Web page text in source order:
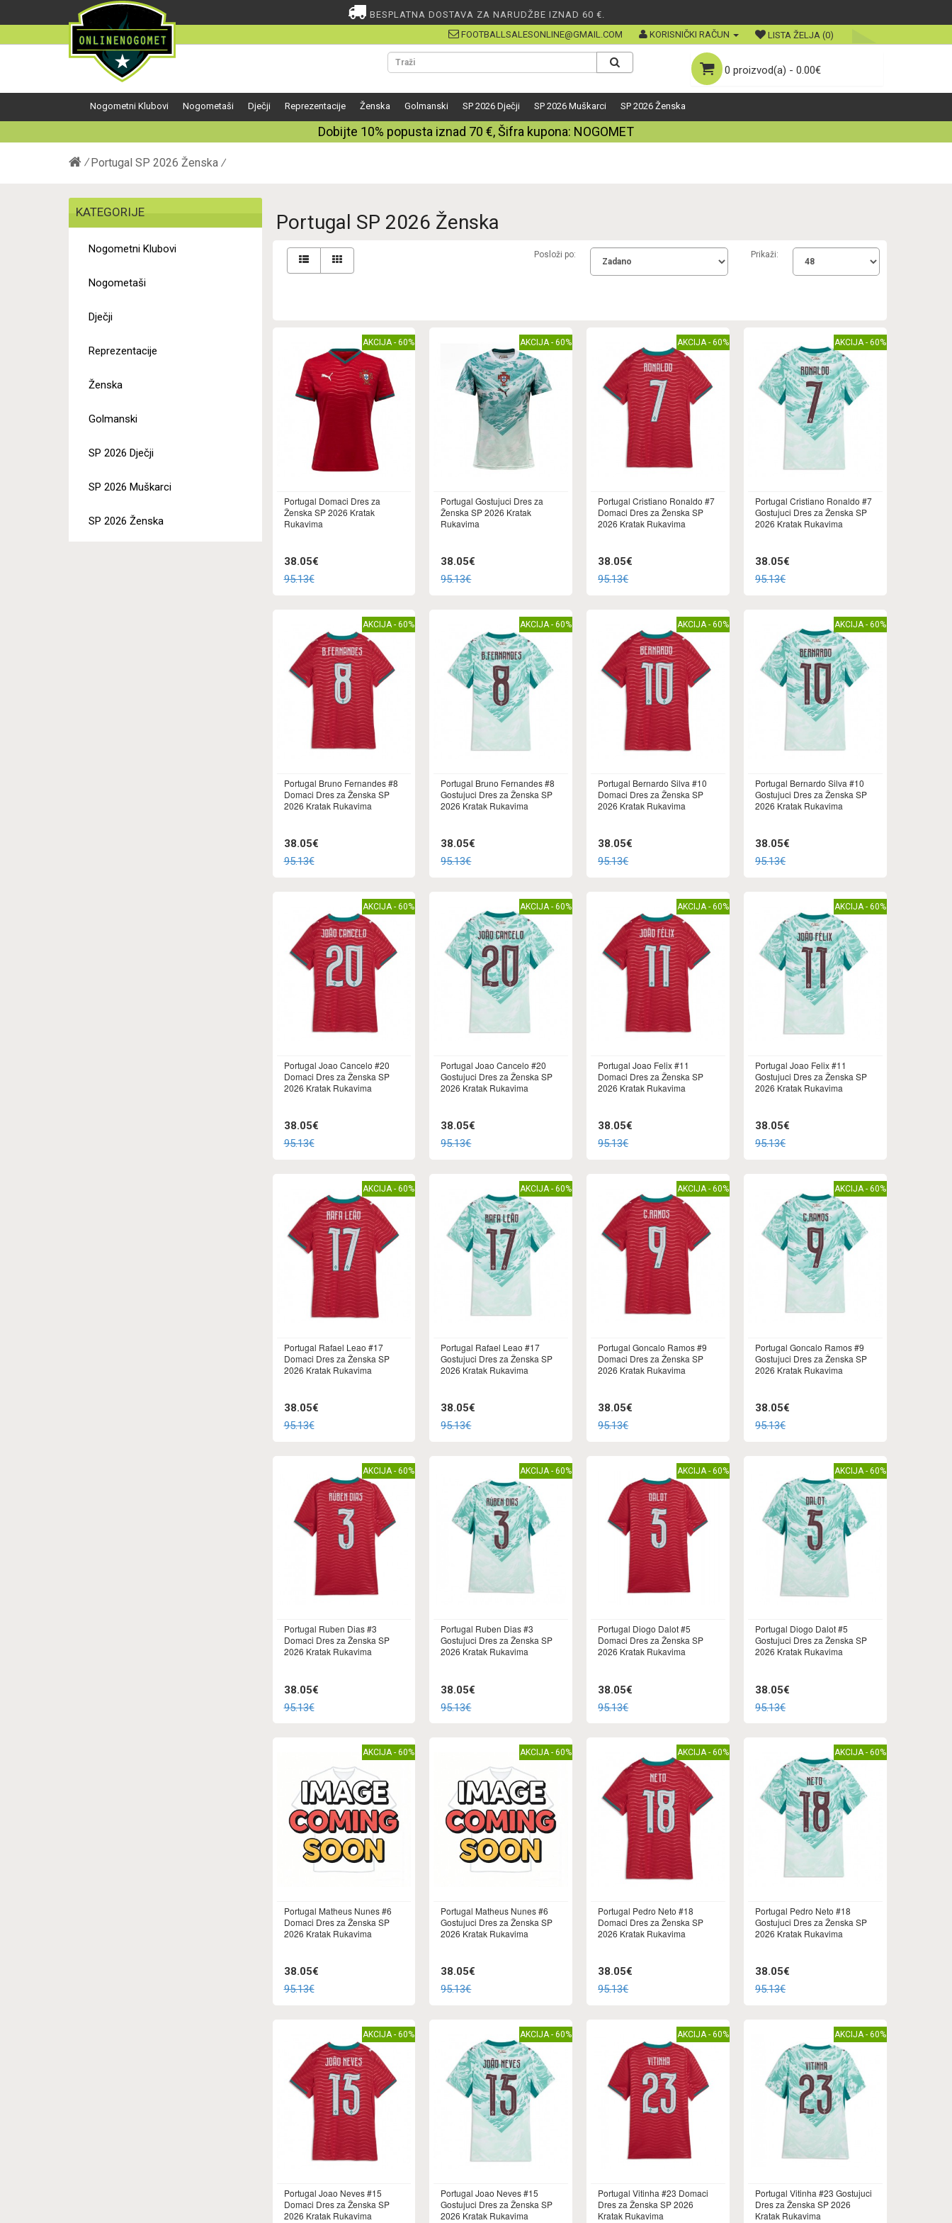
BESPLATNA DOSTAVA ZA NARUDŽBE IZNAD 60 €.
FOOTBALLSALESONLINE@GMAIL.COM
KORISNIČKI RAČUN LISTA ŽELJA (0)
0 proizvod(a) - 0.00€
Nogometni Klubovi Nogometaši Dječji Reprezentacije Ženska Golmanski SP 2026 Dječji SP 2026 Muškarci SP 2026 Ženska
Dobijte 10% popusta iznad 70 €, Šifra kupona: NOGOMET
Portugal SP 2026 Ženska
KATEGORIJE
Nogometni Klubovi
Nogometaši
Dječji
Reprezentacije
Ženska
Golmanski
SP 2026 Dječji
SP 2026 Muškarci
SP 2026 Ženska
Portugal SP 2026 Ženska
Posloži po: Prikaži:
AKCIJA - 60%
Portugal Domaci Dres za
Ženska SP 2026 Kratak
Rukavima
38.05€
95.13€
AKCIJA - 60%
Portugal Gostujuci Dres za
Ženska SP 2026 Kratak
Rukavima
38.05€
95.13€
AKCIJA - 60%
Portugal Cristiano Ronaldo #7
Domaci Dres za Ženska SP
2026 Kratak Rukavima
38.05€
95.13€
AKCIJA - 60%
Portugal Cristiano Ronaldo #7
Gostujuci Dres za Ženska SP
2026 Kratak Rukavima
38.05€
95.13€
AKCIJA - 60%
Portugal Bruno Fernandes #8
Domaci Dres za Ženska SP
2026 Kratak Rukavima
38.05€
95.13€
AKCIJA - 60%
Portugal Bruno Fernandes #8
Gostujuci Dres za Ženska SP
2026 Kratak Rukavima
38.05€
95.13€
AKCIJA - 60%
Portugal Bernardo Silva #10
Domaci Dres za Ženska SP
2026 Kratak Rukavima
38.05€
95.13€
AKCIJA - 60%
Portugal Bernardo Silva #10
Gostujuci Dres za Ženska SP
2026 Kratak Rukavima
38.05€
95.13€
AKCIJA - 60%
Portugal Joao Cancelo #20
Domaci Dres za Ženska SP
2026 Kratak Rukavima
38.05€
95.13€
AKCIJA - 60%
Portugal Joao Cancelo #20
Gostujuci Dres za Ženska SP
2026 Kratak Rukavima
38.05€
95.13€
AKCIJA - 60%
Portugal Joao Felix #11
Domaci Dres za Ženska SP
2026 Kratak Rukavima
38.05€
95.13€
AKCIJA - 60%
Portugal Joao Felix #11
Gostujuci Dres za Ženska SP
2026 Kratak Rukavima
38.05€
95.13€
AKCIJA - 60%
Portugal Rafael Leao #17
Domaci Dres za Ženska SP
2026 Kratak Rukavima
38.05€
95.13€
AKCIJA - 60%
Portugal Rafael Leao #17
Gostujuci Dres za Ženska SP
2026 Kratak Rukavima
38.05€
95.13€
AKCIJA - 60%
Portugal Goncalo Ramos #9
Domaci Dres za Ženska SP
2026 Kratak Rukavima
38.05€
95.13€
AKCIJA - 60%
Portugal Goncalo Ramos #9
Gostujuci Dres za Ženska SP
2026 Kratak Rukavima
38.05€
95.13€
AKCIJA - 60%
Portugal Ruben Dias #3
Domaci Dres za Ženska SP
2026 Kratak Rukavima
38.05€
95.13€
AKCIJA - 60%
Portugal Ruben Dias #3
Gostujuci Dres za Ženska SP
2026 Kratak Rukavima
38.05€
95.13€
AKCIJA - 60%
Portugal Diogo Dalot #5
Domaci Dres za Ženska SP
2026 Kratak Rukavima
38.05€
95.13€
AKCIJA - 60%
Portugal Diogo Dalot #5
Gostujuci Dres za Ženska SP
2026 Kratak Rukavima
38.05€
95.13€
AKCIJA - 60%
Portugal Matheus Nunes #6
Domaci Dres za Ženska SP
2026 Kratak Rukavima
38.05€
95.13€
AKCIJA - 60%
Portugal Matheus Nunes #6
Gostujuci Dres za Ženska SP
2026 Kratak Rukavima
38.05€
95.13€
AKCIJA - 60%
Portugal Pedro Neto #18
Domaci Dres za Ženska SP
2026 Kratak Rukavima
38.05€
95.13€
AKCIJA - 60%
Portugal Pedro Neto #18
Gostujuci Dres za Ženska SP
2026 Kratak Rukavima
38.05€
95.13€
AKCIJA - 60%
Portugal Joao Neves #15
Domaci Dres za Ženska SP
2026 Kratak Rukavima
AKCIJA - 60%
Portugal Joao Neves #15
Gostujuci Dres za Ženska SP
2026 Kratak Rukavima
AKCIJA - 60%
Portugal Vitinha #23 Domaci
Dres za Ženska SP 2026
Kratak Rukavima
AKCIJA - 60%
Portugal Vitinha #23 Gostujuci
Dres za Ženska SP 2026
Kratak Rukavima